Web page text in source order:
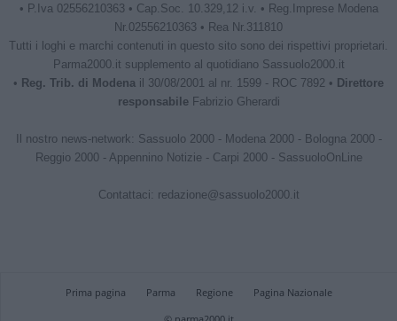
• P.Iva 02556210363 • Cap.Soc. 10.329,12 i.v. • Reg.Imprese Modena
Nr.02556210363 • Rea Nr.311810
Tutti i loghi e marchi contenuti in questo sito sono dei rispettivi proprietari.
Parma2000.it supplemento al quotidiano Sassuolo2000.it
• Reg. Trib. di Modena il 30/08/2001 al nr. 1599 - ROC 7892 • Direttore
responsabileFabrizio Gherardi
Il nostro news-network: Sassuolo 2000- Modena 2000- Bologna 2000-
Reggio 2000- Appennino Notizie - Carpi 2000- SassuoloOnLine
Contattaci: redazione@sassuolo2000.it
Prima pagina Parma Regione
Pagina Nazionale